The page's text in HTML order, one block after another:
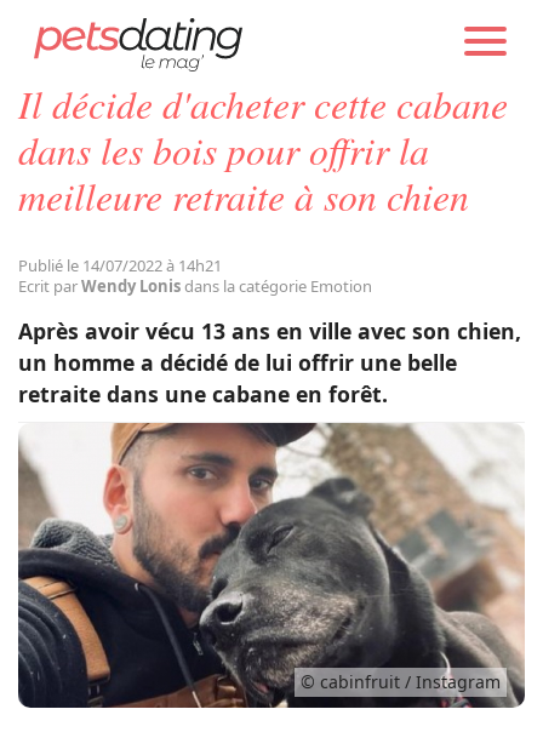
Chien
Chat
Faits Divers
Emotion
Tops
Sauvetages
Conso
PETS DATING ACTUALITÉS EMOTION
Il décide d'acheter cette cabane
dans les bois pour offrir la
meilleure retraite à son chien
Publié le 14/07/2022 à 14h21
Ecrit parWendy Lonisdans la catégorie Emotion
Après avoir vécu 13 ans en ville avec son chien,
un homme a décidé de lui offrir une belle
retraite dans une cabane en forêt.
© cabinfruit / Instagram